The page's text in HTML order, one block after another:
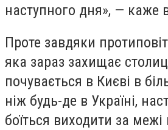
наступного дня», — каже
Проте завдяки
яка зараз захищає
почувається в Києві в
ніж будь-де в Україні,
боїться виходити за межі